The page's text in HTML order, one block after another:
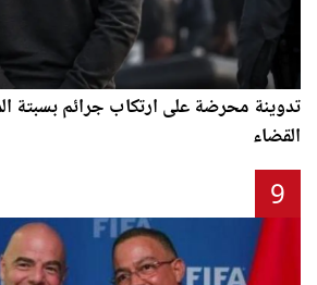
تدوينة محرضة على ارتكاب جرائم بسبتة
القضاء
9